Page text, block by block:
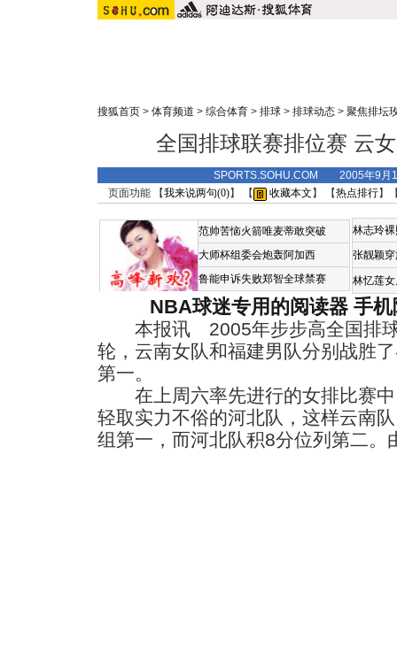
搜狐首页 > 体育频道 > 综合体育 > 排球 > 排球动态 > 聚焦排坛
全国排球联赛排位赛 云
SPORTS.SOHU.COM 2005年9月
页面功能 【我来说两句(0)】 【 收藏本文 】 【热点排行】
范帅苦恼火箭唯麦蒂敢突破
大师杯组委会炮轰阿加西
鲁能申诉失败郑智全球禁赛
林志玲
张靓颖
林忆莲
NBA球迷专用的阅读器 手
本报讯 2005年步步高全国排球
轮，云南女队和福建男队分别战胜
第一。
在上周六率先进行的女排比赛中
轻取实力不俗的河北队，这样云南
组第一，而河北队积8分位列第二。